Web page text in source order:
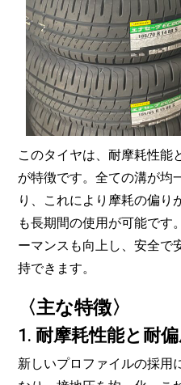
このタイヤは、耐摩耗性能
が特徴です。全ての溝が均
り、これにより摩耗の偏り
も長期間の使用が可能です
ーマンスも向上し、安全で
持できます。
〈主な特徴〉
1. 耐摩耗性能と耐
新しいプロファイルの採用